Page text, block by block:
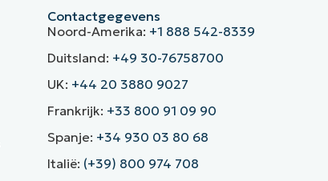
Contactgegevens
Noord-Amerika: +1 888 542-8339
Duitsland: +49 30-76758700
UK: +44 20 3880 9027
Frankrijk: +33 800 91 09 90
Spanje: +34 930 03 80 68
Italië: (+39) 800 974 708